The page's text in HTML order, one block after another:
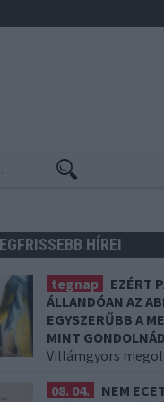
HÍREI
tegnap
EZÉRT
ÁLLANDÓAN AZ
EGYSZERŰBB A
MINT GONDOLNÁD
Villámgyors
08. 04.
NEM